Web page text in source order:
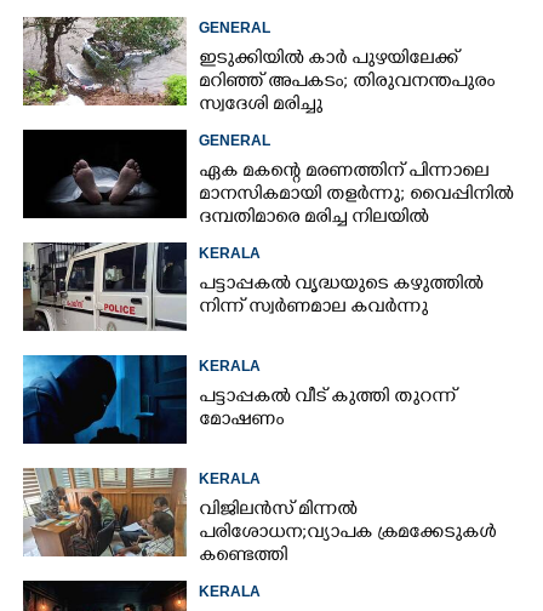
GENERAL
ഇടുക്കിയിൽ കാർ പുഴയിലേക്ക്
മറിഞ്ഞ് അപകടം; തിരുവനന്തപുരം
സ്വദേശി മരിച്ചു
GENERAL
ഏക മകന്റെ മരണത്തിന് പിന്നാലെ
മാനസികമായി തളർന്നു; വൈപ്പിനിൽ
ദമ്പതിമാരെ മരിച്ച നിലയിൽ
കണ്ടെത്തി
KERALA
പട്ടാപ്പകൽ വൃദ്ധയുടെ കഴുത്തിൽ
നിന്ന് സ്വർണമാല കവർന്നു
KERALA
പട്ടാപ്പകൽ വീട് കുത്തി തുറന്ന്
മോഷണം
KERALA
വിജിലൻസ് മിന്നൽ
പരിശോധന; വ്യാപക ക്രമക്കേടുകൾ
കണ്ടെത്തി
KERALA